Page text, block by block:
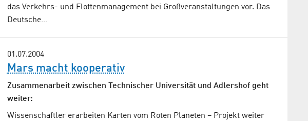
das Verkehrs- und Flottenmanagement bei Großveranstaltungen vor. Das
Deutsche…
01.07.2004
Mars macht kooperativ
Zusammenarbeit zwischen Technischer Universität und Adlershof geht
weiter:
Wissenschaftler erarbeiten Karten vom Roten Planeten – Projekt weiter